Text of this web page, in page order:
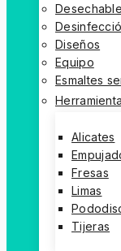
Diseños
Equipo
Esmaltes
Alicates
Fresas
Limas
Tijeras